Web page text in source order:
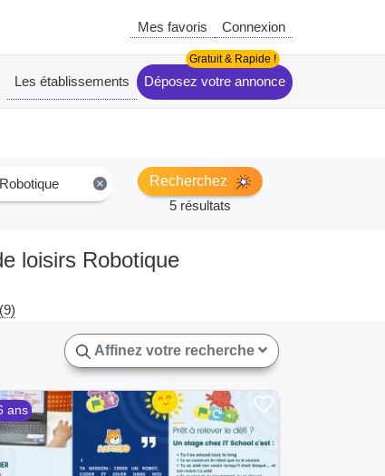
Mes favoris Connexion
Les établissements Déposez votre annonce
×
Recherchez
5 résultats
loisirs Robotique
Affinez votre recherche
ans